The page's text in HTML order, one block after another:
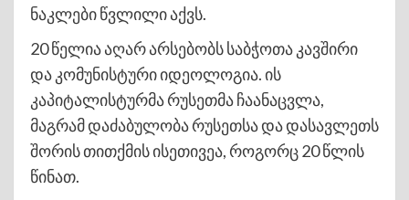
ნაკლები წვლილი აქვს.
20 წელია აღარ არსებობს საბჭოთა კავშირი
და კომუნისტური იდეოლოგია. ის
კაპიტალისტურმა რუსეთმა ჩაანაცვლა,
მაგრამ დაძაბულობა რუსეთსა და დასავლეთს
შორის თითქმის ისეთივეა, როგორც 20 წლის
წინათ.